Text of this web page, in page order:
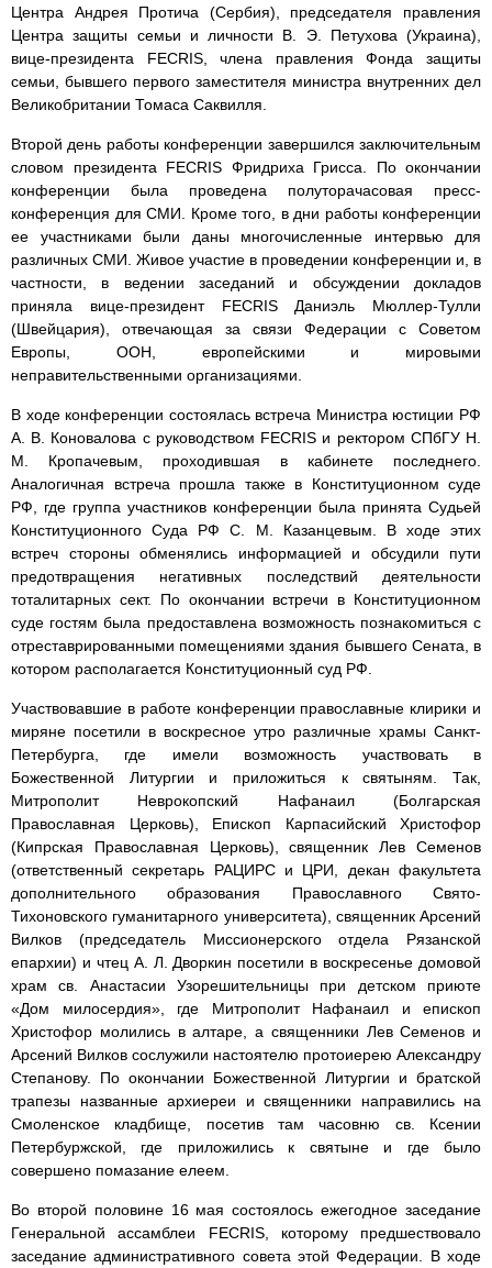
Центра Андрея Протича (Сербия), председателя правления
Центра защиты семьи и личности В. Э. Петухова (Украина),
вице-президента FECRIS, члена правления Фонда защиты
семьи, бывшего первого заместителя министра внутренних дел
Великобритании Томаса Саквилля.
Второй день работы конференции завершился заключительным
словом президента FECRIS Фридриха Грисса. По окончании
конференции была проведена полуторачасовая пресс-
конференция для СМИ. Кроме того, в дни работы конференции
ее участниками были даны многочисленные интервью для
различных СМИ. Живое участие в проведении конференции и, в
частности, в ведении заседаний и обсуждении докладов
приняла вице-президент FECRIS Даниэль Мюллер-Тулли
(Швейцария), отвечающая за связи Федерации с Советом
Европы, ООН, европейскими и мировыми
неправительственными организациями.
В ходе конференции состоялась встреча Министра юстиции РФ
А. В. Коновалова с руководством FECRIS и ректором СПбГУ Н.
М. Кропачевым, проходившая в кабинете последнего.
Аналогичная встреча прошла также в Конституционном суде
РФ, где группа участников конференции была принята Судьей
Конституционного Суда РФ С. М. Казанцевым. В ходе этих
встреч стороны обменялись информацией и обсудили пути
предотвращения негативных последствий деятельности
тоталитарных сект. По окончании встречи в Конституционном
суде гостям была предоставлена возможность познакомиться с
отреставрированными помещениями здания бывшего Сената, в
котором располагается Конституционный суд РФ.
Участвовавшие в работе конференции православные клирики и
миряне посетили в воскресное утро различные храмы Санкт-
Петербурга, где имели возможность участвовать в
Божественной Литургии и приложиться к святыням. Так,
Митрополит Неврокопский Нафанаил (Болгарская
Православная Церковь), Епископ Карпасийский Христофор
(Кипрская Православная Церковь), священник Лев Семенов
(ответственный секретарь РАЦИРС и ЦРИ, декан факультета
дополнительного образования Православного Свято-
Тихоновского гуманитарного университета), священник Арсений
Вилков (председатель Миссионерского отдела Рязанской
епархии) и чтец А. Л. Дворкин посетили в воскресенье домовой
храм св. Анастасии Узорешительницы при детском приюте
«Дом милосердия», где Митрополит Нафанаил и епископ
Христофор молились в алтаре, а священники Лев Семенов и
Арсений Вилков сослужили настоятелю протоиерею Александру
Степанову. По окончании Божественной Литургии и братской
трапезы названные архиереи и священники направились на
Смоленское кладбище, посетив там часовню св. Ксении
Петербуржской, где приложились к святыне и где было
совершено помазание елеем.
Во второй половине 16 мая состоялось ежегодное заседание
Генеральной ассамблеи FECRIS, которому предшествовало
заседание административного совета этой Федерации. В ходе